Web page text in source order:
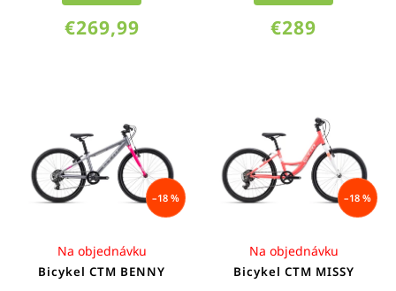
€269,99 €289
–18 %
Bicykel CTM BENNY
Na objednávku
–18 %
Bicykel CTM MISSY
Na objednávku